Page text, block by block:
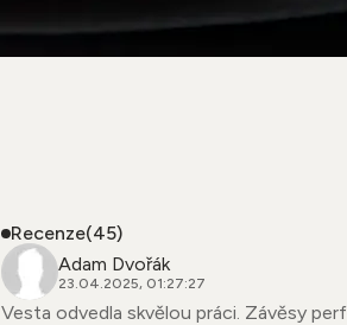
Recenze(45)
Adam Dvořák
23.04.2025, 01:27:27
Vesta odvedla skvělou práci. Závěsy